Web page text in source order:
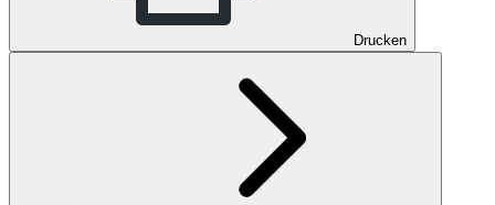
Drucken